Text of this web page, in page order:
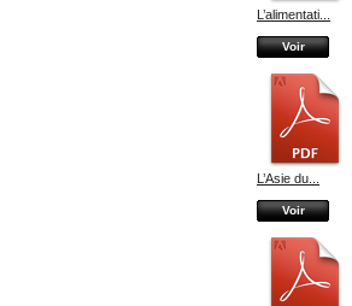
L’alimentati...
Voir
L’Asie du...
Voir